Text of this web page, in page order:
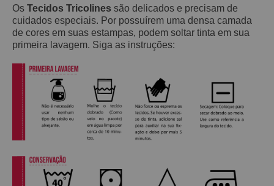
Os Tecidos Tricolines são delicados e precisam de
cuidados especiais. Por possuírem uma densa camada
de cores em suas estampas, podem soltar tinta em sua
primeira lavagem. Siga as instruções: